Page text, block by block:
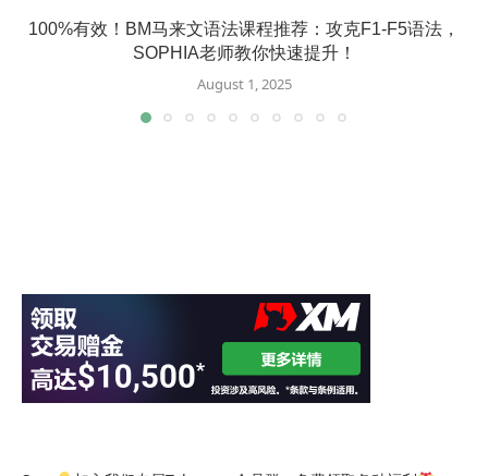
100%有效！BM马来文语法课程推荐：攻克F1-F5语法，
SOPHIA老师教你快速提升！
August 1, 2025